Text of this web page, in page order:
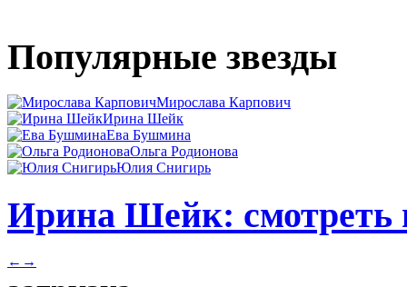
Популярные звезды
Мирослава Карпович
Ирина Шейк
Ева Бушмина
Ольга Родионова
Юлия Снигирь
Ирина Шейк: смотреть
← →